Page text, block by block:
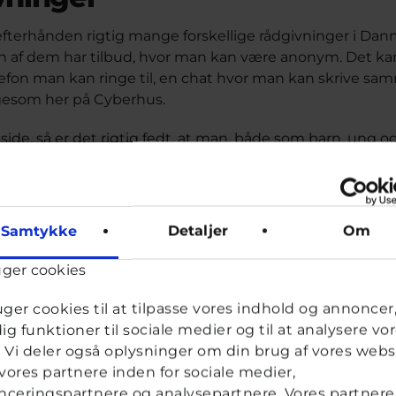
Samtykke Detaljer Om
cookies
cookies til at tilpasse vores indhold og
funktioner til sociale medier og til at analysere
Vi deler også oplysninger om din brug af vores
partnere inden for sociale medier,
rigtig mange forskellige rådgivninger i
af dem har tilbud, hvor man kan være anonym. Det
man kan ringe til, en chat hvor man kan skrive
her på Cyberhus.
så er det rigtig fedt, at man, både som barn, ung
støtte anonymt,...
0
- hvad betyder